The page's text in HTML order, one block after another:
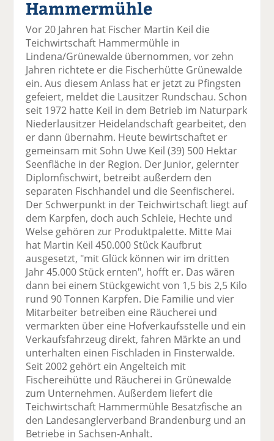
uf
ac
e
b
o
o
k
te
il
e
n
wi
er
n
n
k
e
di
n
te
il
e
n
m
ai
l
v
er
se
n
d
e
n
Hammermühle
Vor 20 Jahren hat Fischer Martin Keil die
Teichwirtschaft Hammermühle in
Lindena/Grünewalde übernommen, vor zehn
Jahren richtete er die Fischerhütte Grünewalde
ein. Aus diesem Anlass hat er jetzt zu Pfingsten
gefeiert, meldet die Lausitzer Rundschau. Schon
seit 1972 hatte Keil in dem Betrieb im Naturpark
Niederlausitzer Heidelandschaft gearbeitet, den
er dann übernahm. Heute bewirtschaftet er
gemeinsam mit Sohn Uwe Keil (39) 500 Hektar
Seenfläche in der Region. Der Junior, gelernter
Diplomfischwirt, betreibt außerdem den
separaten Fischhandel und die Seenfischerei.
Der Schwerpunkt in der Teichwirtschaft liegt auf
dem Karpfen, doch auch Schleie, Hechte und
Welse gehören zur Produktpalette. Mitte Mai
hat Martin Keil 450.000 Stück Kaufbrut
ausgesetzt, "mit Glück können wir im dritten
Jahr 45.000 Stück ernten", hofft er. Das wären
dann bei einem Stückgewicht von 1,5 bis 2,5 Kilo
rund 90 Tonnen Karpfen. Die Familie und vier
Mitarbeiter betreiben eine Räucherei und
vermarkten über eine Hofverkaufsstelle und ein
Verkaufsfahrzeug direkt, fahren Märkte an und
unterhalten einen Fischladen in Finsterwalde.
Seit 2002 gehört ein Angelteich mit
Fischereihütte und Räucherei in Grünewalde
zum Unternehmen. Außerdem liefert die
Teichwirtschaft Hammermühle Besatzfische an
den Landesanglerverband Brandenburg und an
Betriebe in Sachsen-Anhalt.